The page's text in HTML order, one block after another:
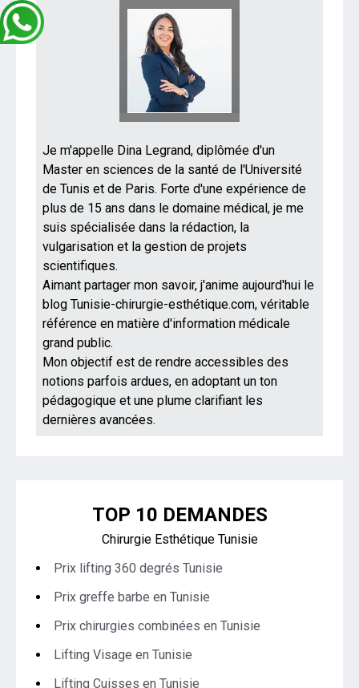
Je m'appelle Dina Legrand, diplômée d'un
Master en sciences de la santé de l'Université
de Tunis et de Paris. Forte d'une expérience de
plus de 15 ans dans le domaine médical, je me
suis spécialisée dans la rédaction, la
vulgarisation et la gestion de projets
scientifiques.
Aimant partager mon savoir, j'anime aujourd'hui le
blog Tunisie-chirurgie-esthétique.com, véritable
référence en matière d'information médicale
grand public.
Mon objectif est de rendre accessibles des
notions parfois ardues, en adoptant un ton
pédagogique et une plume clarifiant les
dernières avancées.
TOP 10 DEMANDES
Chirurgie Esthétique Tunisie
Prix lifting 360 degrés Tunisie
Prix greffe barbe en Tunisie
Prix chirurgies combinées en Tunisie
Lifting Visage en Tunisie
Lifting Cuisses en Tunisie